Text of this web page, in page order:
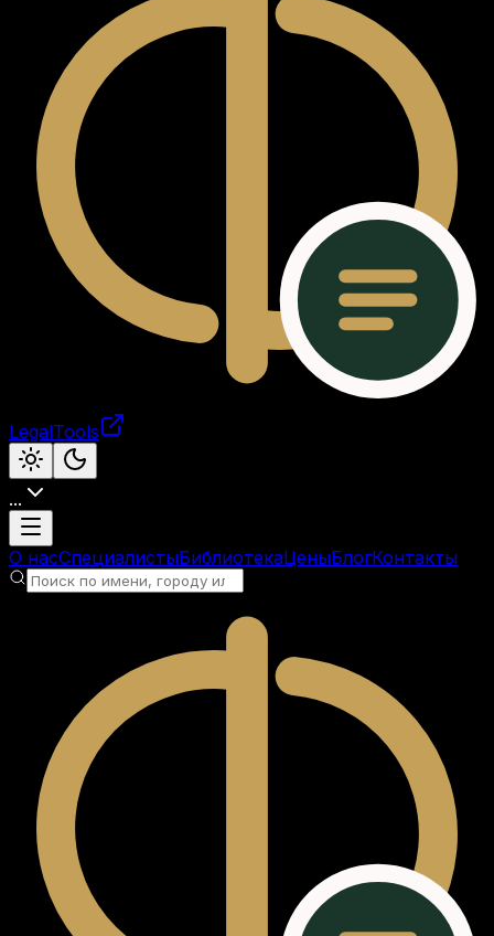
LegalTools
...
Загрузка аккаунта
О насСпециалистыБиблиотекаЦеныБлогКонтакты